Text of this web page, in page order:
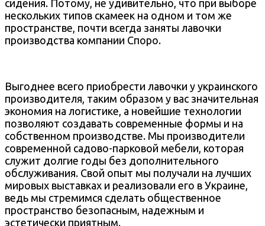
сидения. Потому, не удивительно, что при выборе
нескольких типов скамеек на одном и том же
пространстве, почти всегда заняты лавочки
производства компании Споро.
Выгоднее всего приобрести лавочки у украинского
производителя, таким образом у вас значительная
экономия на логистике, а новейшие технологии
позволяют создавать современные формы и на
собственном производстве. Мы производители
современной садово-парковой мебели, которая
служит долгие годы без дополнительного
обслуживания. Свой опыт мы получали на лучших
мировых выставках и реализовали его в Украине,
ведь мы стремимся сделать общественное
пространство безопасным, надежным и
эстетически приятным.